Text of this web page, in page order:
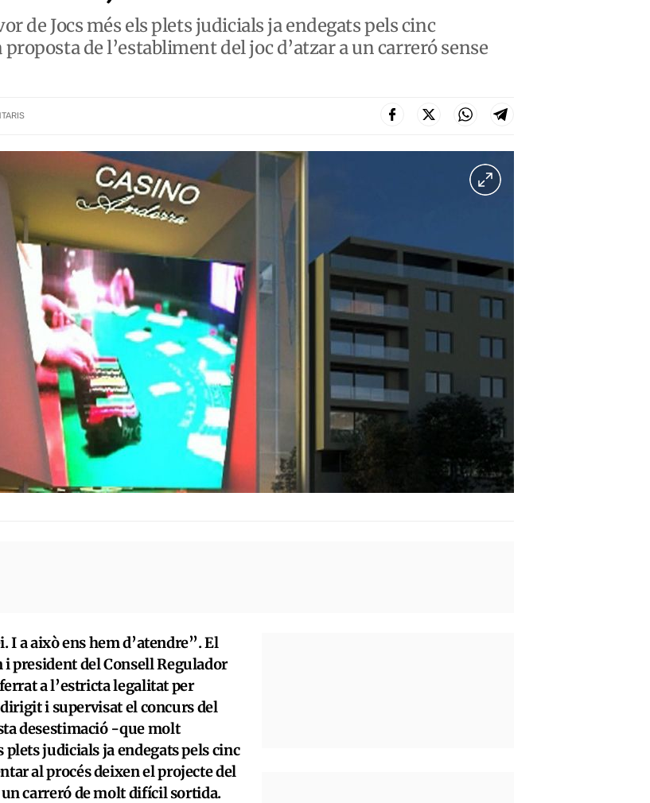
de Jocs més els plets judicials ja endegats pels cinc
de l’establiment del joc d’atzar a un carreró sense
a això ens hem d’atendre”. El
president del Consell Regulador
a l’estricta legalitat per
i supervisat el concurs del
desestimació -que molt
judicials ja endegats pels cinc
al procés deixen el projecte del
carreró de molt difícil sortida.